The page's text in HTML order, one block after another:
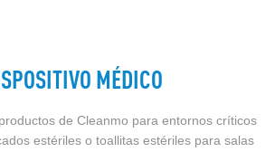
MÉDICO
de Cleanmo para entornos críticos
estériles o toallitas estériles para salas